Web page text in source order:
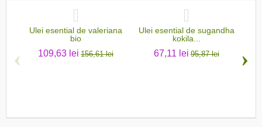
Ulei esential de valeriana
bio
109,63 lei 156,61 lei
Ulei esential de sugandha
kokila...
67,11 lei 95,87 lei
‹ ›